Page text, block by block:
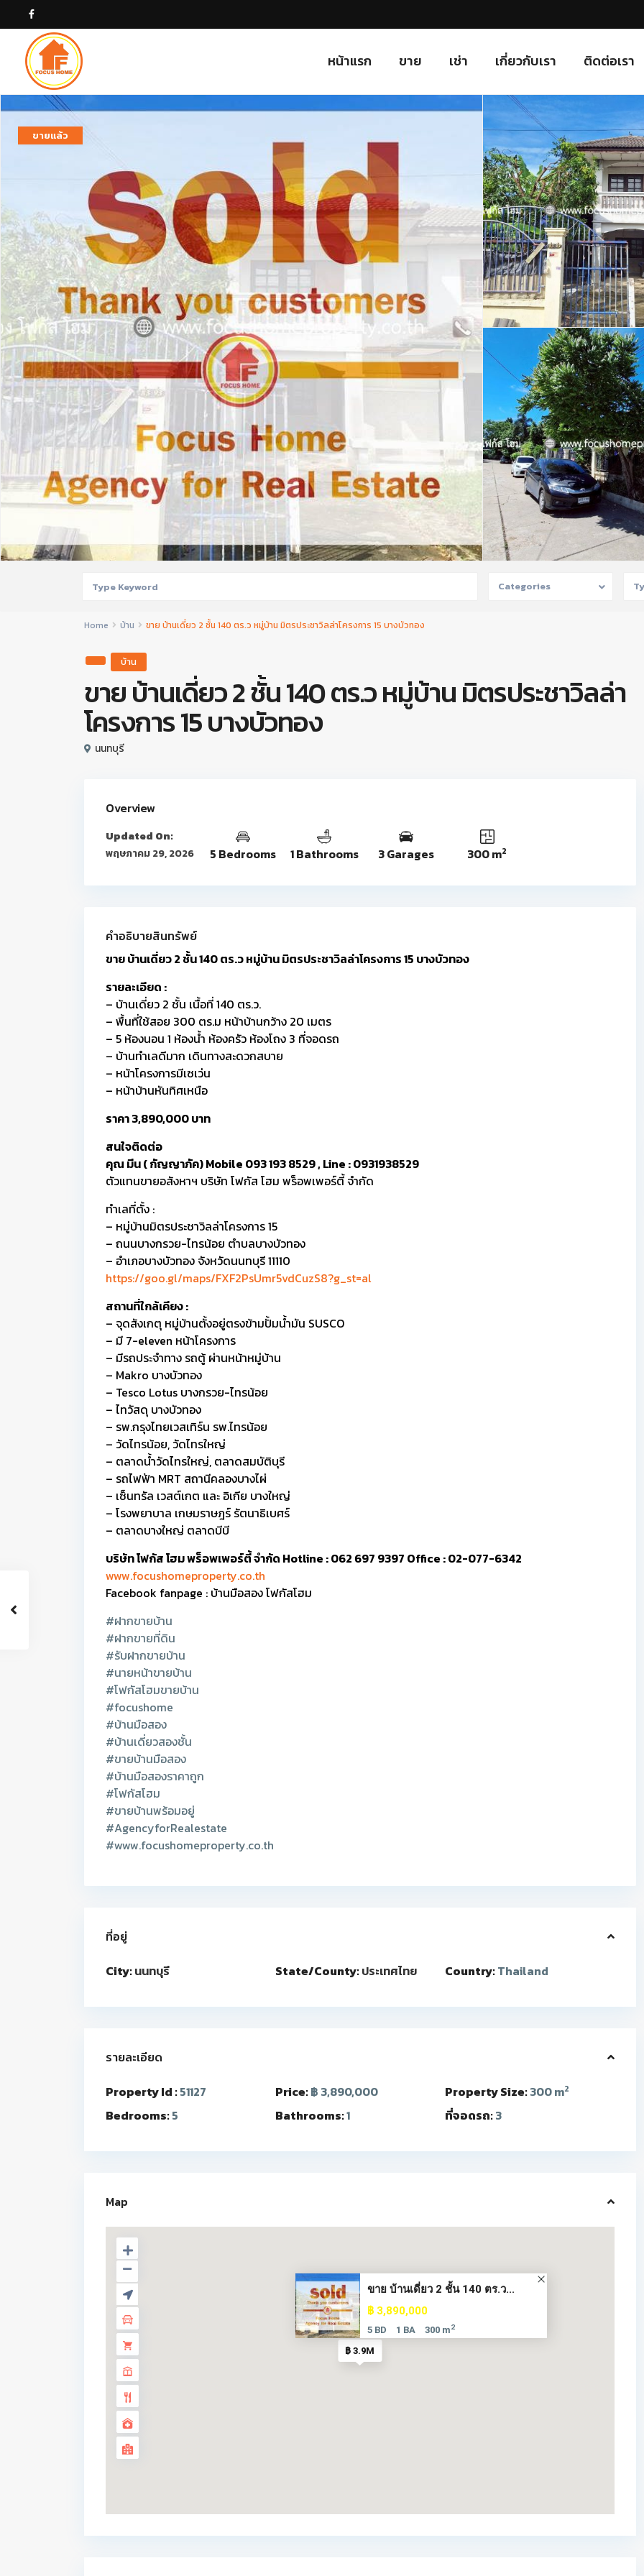
หน้าแรก ขาย เช่า เกี่ยวกับเรา ติดต่อเรา
ขายแล้ว
Categories
Home บ้าน ขาย บ้านเดี่ยว 2 ชั้น 140 ตร.ว หมู่บ้าน มิตรประชาวิลล่าโครงการ 15 บางบัวทอง
บ้าน
ขาย บ้านเดี่ยว 2 ชั้น 140 ตร.ว หมู่บ้าน มิตรประชาวิลล่า
โครงการ 15 บางบัวทอง
นนทบุรี
Overview
Updated On:
พฤษภาคม 29, 2026
5 Bedrooms 1 Bathrooms 3 Garages 300 m2
คำอธิบายสินทรัพย์
ขาย บ้านเดี่ยว 2 ชั้น 140 ตร.ว หมู่บ้าน มิตรประชาวิลล่าโครงการ 15 บางบัวทอง
รายละเอียด :
– บ้านเดี่ยว 2 ชั้น เนื้อที่ 140 ตร.ว.
– พื้นที่ใช้สอย 300 ตร.ม หน้าบ้านกว้าง 20 เมตร
– 5 ห้องนอน 1 ห้องน้ำ ห้องครัว ห้องโถง 3 ที่จอดรถ
– บ้านทำเลดีมาก เดินทางสะดวกสบาย
– หน้าโครงการมีเซเว่น
– หน้าบ้านหันทิศเหนือ
ราคา 3,890,000 บาท
สนใจติดต่อ
คุณ มีน ( กัญญาภัค) Mobile 093 193 8529 , Line : 0931938529
ตัวแทนขายอสังหาฯ บริษัท โฟกัส โฮม พร็อพเพอร์ตี้ จำกัด
ทำเลที่ตั้ง :
– หมู่บ้านมิตรประชาวิลล่าโครงการ 15
– ถนนบางกรวย-ไทรน้อย ตำบลบางบัวทอง
– อำเภอบางบัวทอง จังหวัดนนทบุรี 11110
https://goo.gl/maps/FXF2PsUmr5vdCuzS8?g_st=al
สถานที่ใกล้เคียง :
– จุดสังเกตุ หมู่บ้านตั้งอยู่ตรงข้ามปั้มน้ำมัน SUSCO
– มี 7-eleven หน้าโครงการ
– มีรถประจำทาง รถตู้ ผ่านหน้าหมู่บ้าน
– Makro บางบัวทอง
– Tesco Lotus บางกรวย-ไทรน้อย
– ไทวัสดุ บางบัวทอง
– รพ.กรุงไทยเวสเทิร์น รพ.ไทรน้อย
– วัดไทรน้อย, วัดไทรใหญ่
– ตลาดน้ำวัดไทรใหญ่, ตลาดสมบัติบุรี
– รถไฟฟ้า MRT สถานีคลองบางไผ่
– เซ็นทรัล เวสต์เกต และ อิเกีย บางใหญ่
– โรงพยาบาล เกษมราษฎร์ รัตนาธิเบศร์
– ตลาดบางใหญ่ ตลาดบีบี
บริษัท โฟกัส โฮม พร็อพเพอร์ตี้ จำกัด Hotline : 062 697 9397 Office : 02-077-6342
www.focushomeproperty.co.th
Facebook fanpage : บ้านมือสอง โฟกัสโฮม
#ฝากขายบ้าน
#ฝากขายที่ดิน
#รับฝากขายบ้าน
#นายหน้าขายบ้าน
#โฟกัสโฮมขายบ้าน
#focushome
#บ้านมือสอง
#บ้านเดี่ยวสองชั้น
#ขายบ้านมือสอง
#บ้านมือสองราคาถูก
#โฟกัสโฮม
#ขายบ้านพร้อมอยู่
#AgencyforRealestate
#www.focushomeproperty.co.th
ที่อยู่
City:นนทบุรี State/County:ประเทศไทย Country:Thailand
รายละเอียด
Property Id :51127 Price:฿ 3,890,000 Property Size:300 m2
Bedrooms:5 Bathrooms:1 ที่จอดรถ:3
Map
฿ 3.9M
ขาย บ้านเดี่ยว 2 ชั้น 140 ตร.ว...
฿ 3,890,000
5 BD 1 BA 300 m2